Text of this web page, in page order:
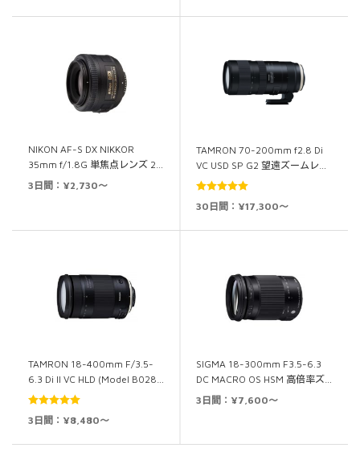
NIKON AF-S DX NIKKOR
35mm f/1.8G 単焦点レンズ 2…
3日間：¥2,730～
TAMRON 70-200mm f2.8 Di
VC USD SP G2 望遠ズームレ…
5段階中
30日間：¥17,300～
TAMRON 18-400mm F/3.5-
6.3 Di II VC HLD (Model B028…
5段階中
3日間：¥8,480～
SIGMA 18-300mm F3.5-6.3
DC MACRO OS HSM 高倍率ズ…
3日間：¥7,600～